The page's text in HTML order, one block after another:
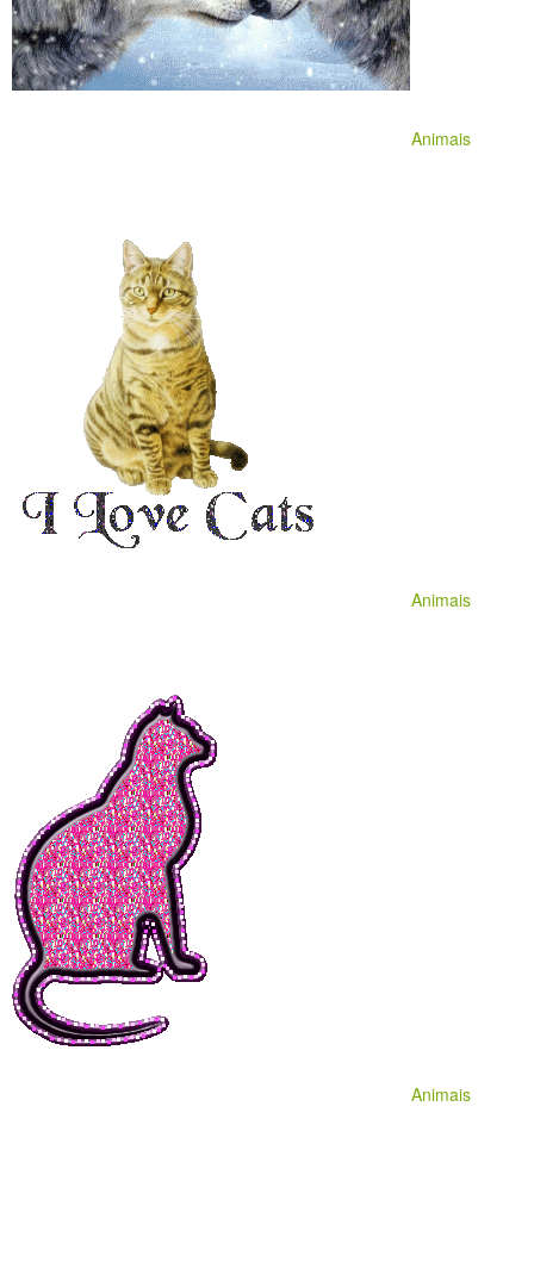
Animais
Animais
Animais